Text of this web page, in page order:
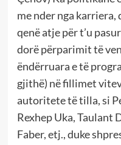
me nder nga karriera,
qenë atje për t’u
dorë përparimit të
ëndërruara e të
gjithë) në fillimet
autoritete të tilla, si
Rexhep Uka, Taulant
Faber, etj., duke